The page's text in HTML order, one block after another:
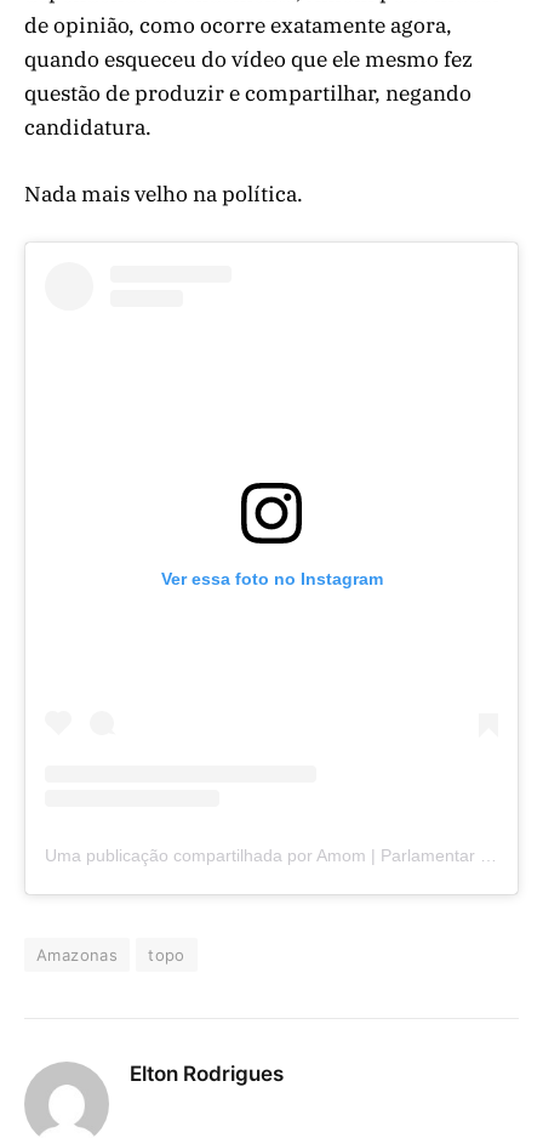
de opinião, como ocorre exatamente agora,
quando esqueceu do vídeo que ele mesmo fez
questão de produzir e compartilhar, negando
candidatura.
Nada mais velho na política.
Ver essa foto no Instagram
Amazonas topo
Elton Rodrigues